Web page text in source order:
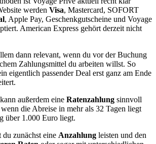
werden Visa, Mastercard, SOFORT
, Apple Pay, Geschenkgutscheine und Voyage
American Express gehört derzeit nicht
dann relevant, wenn du vor der Buchung
Zahlungsmittel du arbeiten willst. So
eigentlich passender Deal erst ganz am Ende
kann außerdem eine Ratenzahlung sinnvoll
die Abreise in mehr als 32 Tagen liegt
über 1.000 Euro liegt.
zunächst eine Anzahlung leisten und den